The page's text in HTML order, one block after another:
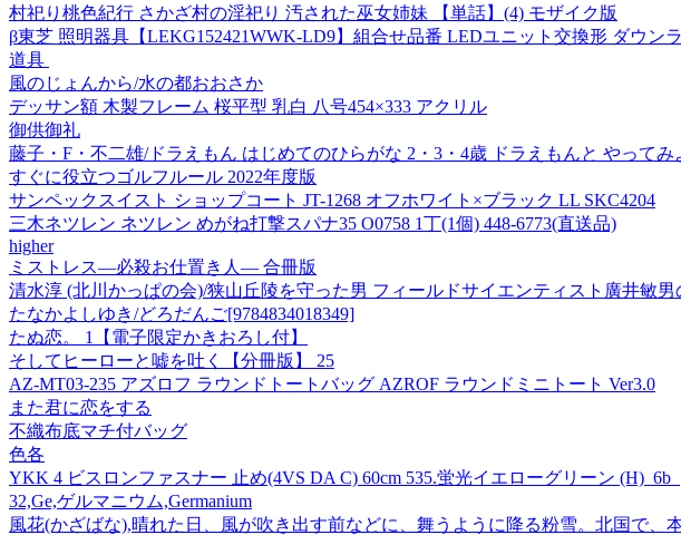
村祀り桃色紀行 さかざ村の淫祀り 汚された巫女姉妹 【単話】(4) モザイク版
β東芝 照明器具【LEKG152421WWK-LD9】組合せ品番 LEDユニット交換形 ダウ
道具
風のじょんから/水の都おおさか
デッサン額 木製フレーム 桜平型 乳白 八号454×333 アクリル
御供御礼
藤子・F・不二雄/ドラえもん はじめてのひらがな 2・3・4歳 ドラえもんと やってみ
すぐに役立つゴルフルール 2022年度版
サンペックスイスト ショップコート JT-1268 オフホワイト×ブラック LL SKC4204
三木ネツレン ネツレン めがね打撃スパナ35 O0758 1丁(1個) 448-6773(直送品)
higher
ミストレス―必殺お仕置き人― 合冊版
清水淳 (北川かっぱの会)/狭山丘陵を守った男 フィールドサイエンティスト廣井敏男
たなかよしゆき/どろだんご[9784834018349]
たぬ恋。 1【電子限定かきおろし付】
そしてヒーローと嘘を吐く【分冊版】 25
AZ-MT03-235 アズロフ ラウンドトートバッグ AZROF ラウンドミニトート Ver3.0
また君に恋をする
不織布底マチ付バッグ
色各
YKK 4 ビスロンファスナー 止め(4VS DA C) 60cm 535.蛍光イエローグリーン (H)_6b_
32,Ge,ゲルマニウム,Germanium
風花(かざばな),晴れた日、風が吹き出す前などに、舞うように降る粉雪。北国で、